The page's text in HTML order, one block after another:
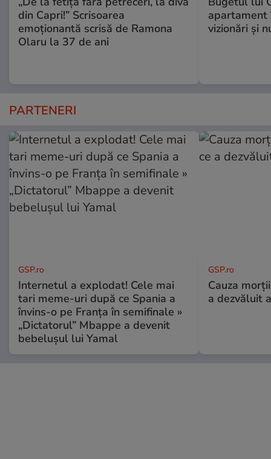
din Capri!” Scrisoarea
emoționantă scrisă de Ramona
Olaru la 37 de ani
apartament
vizionări şi
PARTENERI
GSP.ro
Internetul a explodat! Cele mai
tari meme-uri după ce Spania a
învins-o pe Franța în semifinale »
„Dictatorul” Mbappe a devenit
bebelușul lui Yamal
GSP.ro
Cauza
a dezvăluit